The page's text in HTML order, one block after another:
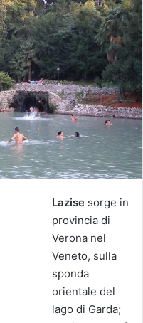
Lazise sorge in
provincia di
Verona nel
Veneto, sulla
sponda
orientale del
lago di Garda;